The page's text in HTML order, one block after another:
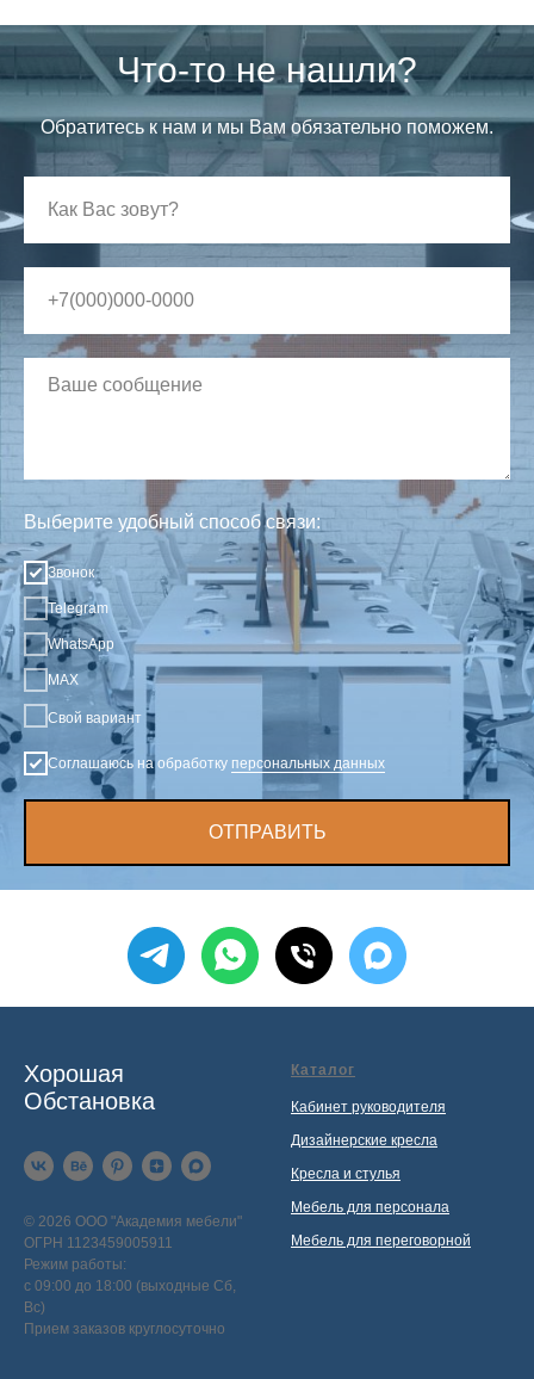
Что-то не нашли?
Обратитесь к нам и мы Вам обязательно поможем.
Выберите удобный способ связи:
Звонок
Telegram
WhatsApp
MAX
Свой вариант
Соглашаюсь на обработку персональных данных
ОТПРАВИТЬ
Хорошая
Обстановка
© 2026 ООО "Академия мебели"
ОГРН 1123459005911
Режим работы:
с 09:00 до 18:00 (выходные Сб,
Вс)
Прием заказов круглосуточно
Каталог
Кабинет руководителя
Дизайнерские кресла
Кресла и стулья
Мебель для персонала
Мебель для переговорной